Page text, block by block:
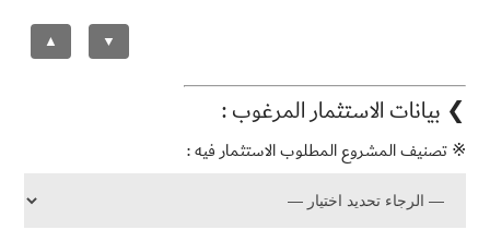
▼
▲
❯ بيانات الاستثمار المرغوب :
※ تصنيف المشروع المطلوب الاستثمار فيه :